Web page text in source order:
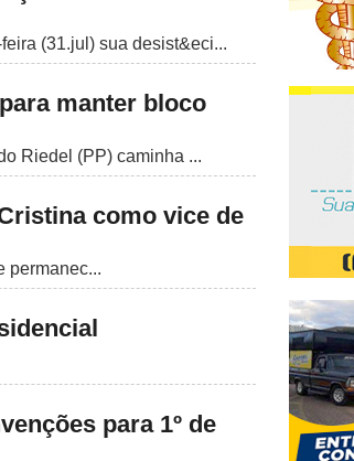
(31.jul) sua desist&eci...
manter bloco
Riedel (PP) caminha ...
como vice de
permanec...
para 1º de